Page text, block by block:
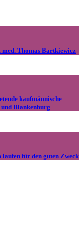
Thomas Bartkiewicz
kaufmännische
Blankenburg
für den guten Zweck